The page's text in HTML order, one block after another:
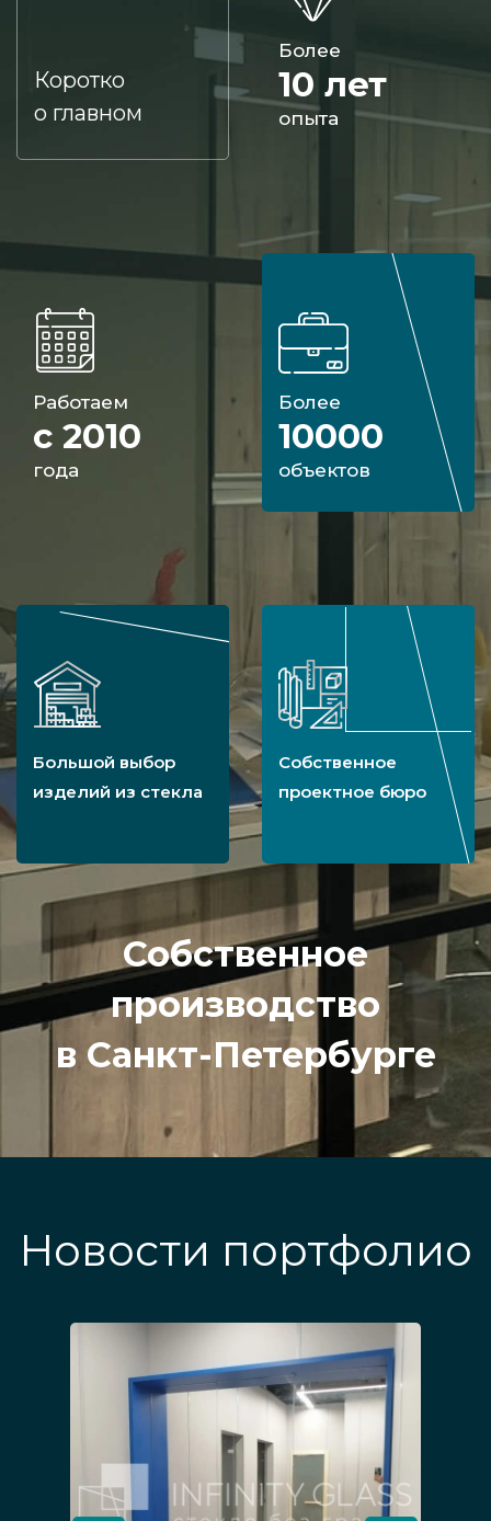
Коротко
о главном
Более
10 лет
опыта
Работаем
с 2010
года
Более
10000
объектов
Большой выбор
изделий из стекла
Собственное
проектное бюро
Собственное
производство
в Санкт-Петербурге
Новости портфолио